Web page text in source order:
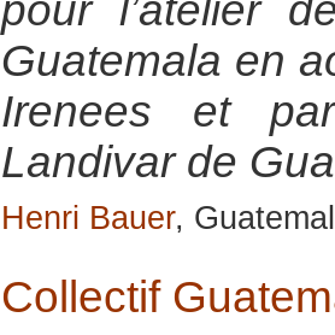
pour l’atelier
Guatemala en
Irenees et
Landivar de
Henri Bauer,
Collectif